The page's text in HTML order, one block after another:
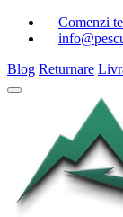
Comenzi
Blog Returnare